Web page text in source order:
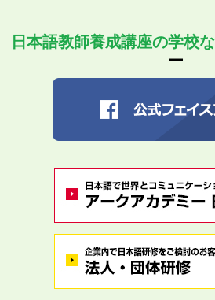
日本語教師養成講座の学校
ー